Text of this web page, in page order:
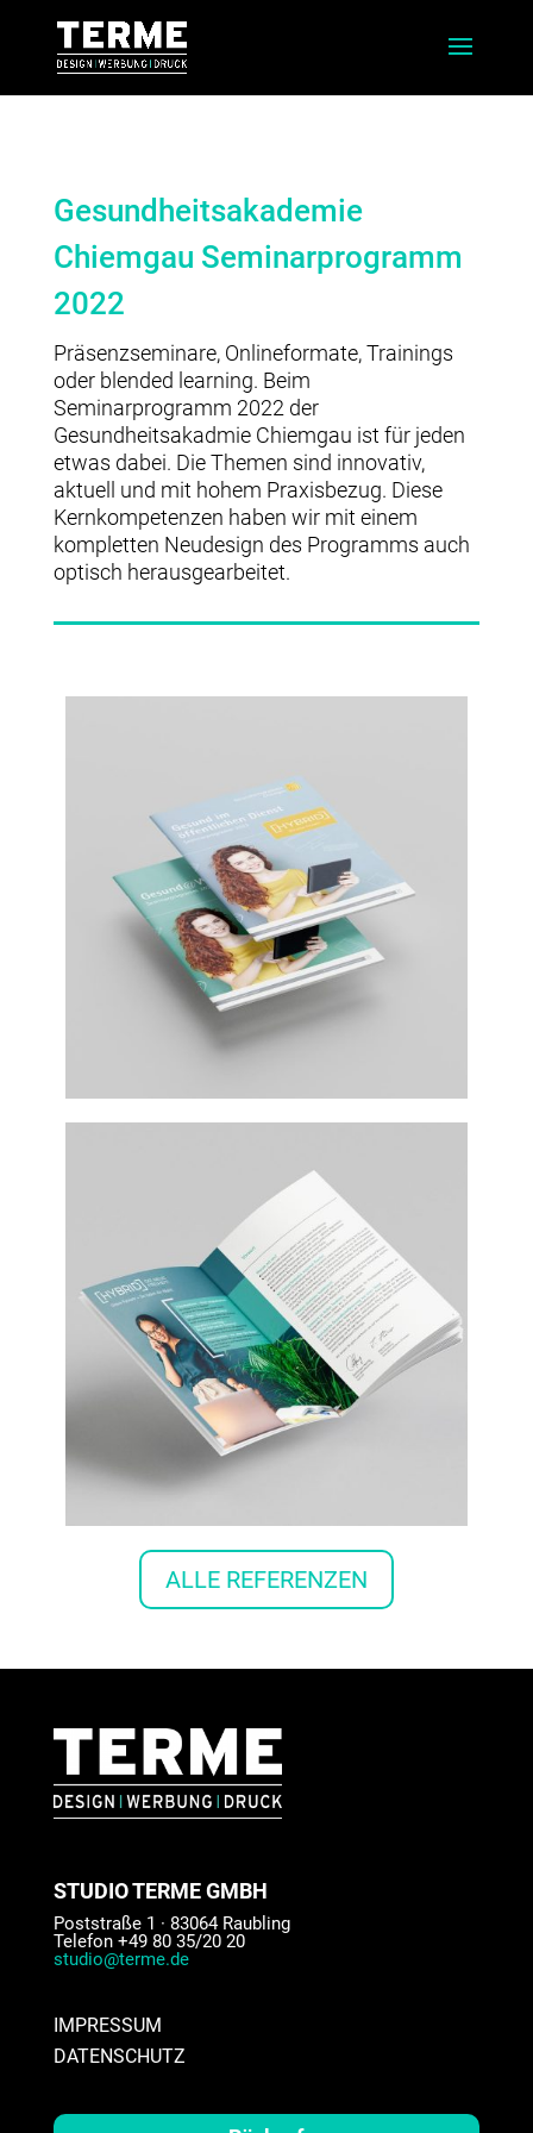
Gesundheitsakademie
Chiemgau Seminarprogramm
2022
Präsenzseminare, Onlineformate, Trainings
oder blended learning. Beim
Seminarprogramm 2022 der
Gesundheitsakadmie Chiemgau ist für jeden
etwas dabei. Die Themen sind innovativ,
aktuell und mit hohem Praxisbezug. Diese
Kernkompetenzen haben wir mit einem
kompletten Neudesign des Programms auch
optisch herausgearbeitet.
ALLE REFERENZEN
STUDIO TERME GMBH
Poststraße 1 · 83064 Raubling
Telefon +49 80 35/20 20
studio@terme.de
IMPRESSUM
DATENSCHUTZ